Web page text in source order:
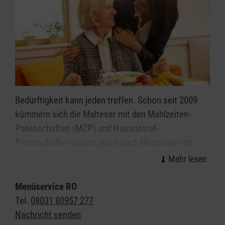
Bedürftigkeit kann jeden treffen. Schon seit 2009
kümmern sich die Malteser mit den Mahlzeiten-
Patenschaften (MZP) und Hausnotruf-
geringem Einkommen immer gut versorgt sind:
mit einem frischen, gesunden Mittagessen
mit einem freundlichen Wort
mit dem Malteser Hausnotruf, falls Ihnen etwas
zustößt
Menüservice RO
Tel. 08031 80957 277
Nachricht senden